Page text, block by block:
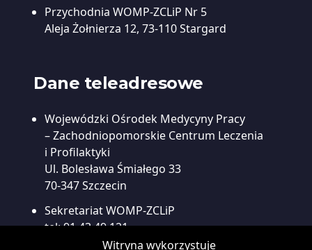
Przychodnia WOMP-ZCLiP Nr 5
Aleja Żołnierza 12, 73-110 Stargard
Dane teleadresowe
Wojewódzki Ośrodek Medycyny Pracy
– Zachodniopomorskie Centrum Leczenia
i Profilaktyki
Ul. Bolesława Śmiałego 33
70-347 Szczecin
Sekretariat WOMP-ZCLiP
tel:91 43 49 121
91 48 45 967Witryna wykorzystuje